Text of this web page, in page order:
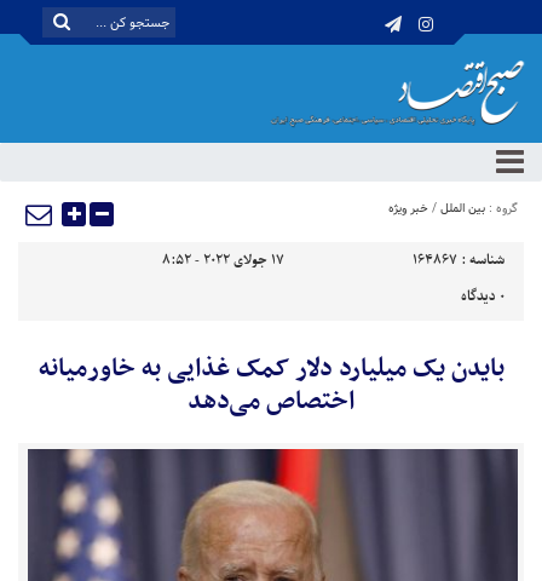
گروه : بین الملل/خبر ویژه
شناسه : 164867
17 جولای 2022 - 8:52
0 دیدگاه
بایدن یک میلیارد دلار کمک غذایی به خاورمیانه
اختصاص می‌دهد